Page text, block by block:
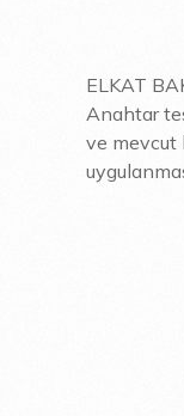
ELKAT
Anahtar
ve mevcut